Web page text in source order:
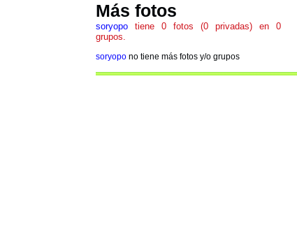
Más fotos
soryopotiene 0 fotos (0 privadas) en 0
grupos.
soryopono tiene más fotos y/o grupos